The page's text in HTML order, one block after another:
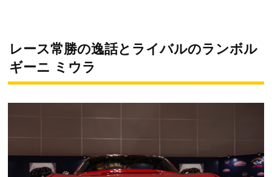
レース常勝の逸話とライバルのランボル
ギーニ ミウラ